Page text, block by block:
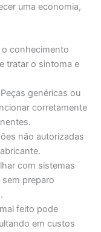
uma economia,
o conhecimento
tratar o sintoma e
Peças genéricas ou
corretamente
não autorizadas
com sistemas
preparo
feito pode
em custos